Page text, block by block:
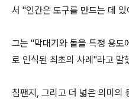
서 "인간은 도구를 만드는 데
그는 "막대기와 돌을 특정 용도
로 인식된 최초의 사례"라고 말
침팬지, 그리고 더 넓은 의미의